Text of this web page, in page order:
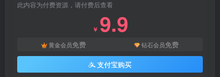
此内容为付费资源，请付费后查看
￥ 9.9
黄金会员免费 钻石会员免费
支付宝购买